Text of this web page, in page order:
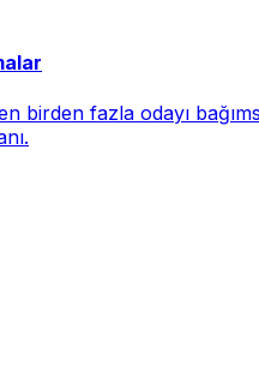
birden fazla odayı